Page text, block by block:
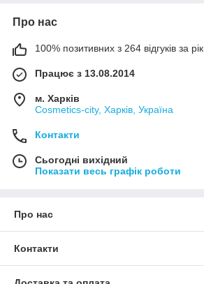
Про нас
100% позитивних з 264 відгуків за рік
Працює з 13.08.2014
м. Харків
Cosmetics-city, Харків, Україна
Контакти
Сьогодні вихідний
Показати весь графік роботи
Про нас
Контакти